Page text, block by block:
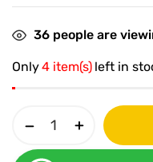
36 people are
Only4 item(s) left in